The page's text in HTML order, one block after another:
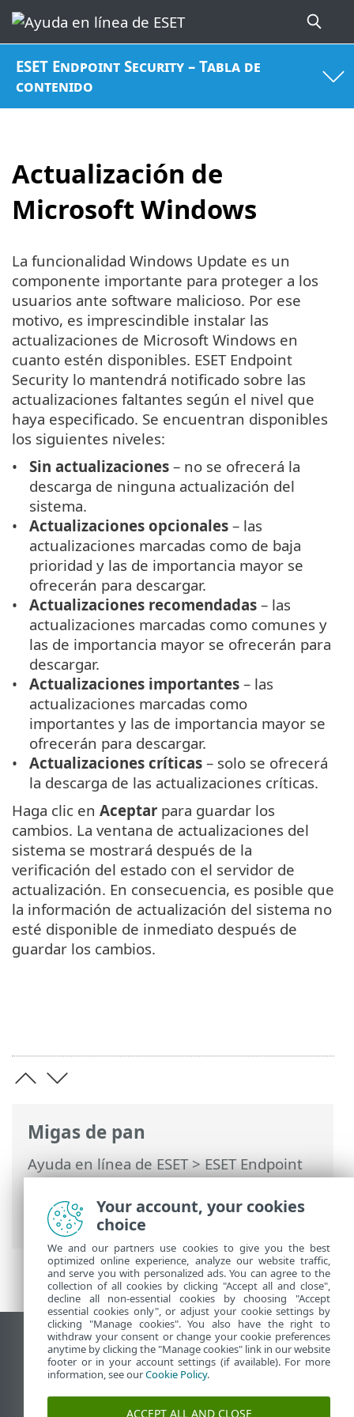
ESET Endpoint Security – Tabla de
contenido
Actualización de
Microsoft Windows
Migas de pan
Ayuda en línea de ESET>ESET Endpoint
Security>Configuración avanzada>
Herramientas> Actualización de
Microsoft Windows
La funcionalidad Windows Update es un
componente importante para proteger a los
usuarios ante software malicioso. Por ese
motivo, es imprescindible instalar las
actualizaciones de Microsoft Windows en
cuanto estén disponibles. ESET Endpoint
Security lo mantendrá notificado sobre las
actualizaciones faltantes según el nivel que
haya especificado. Se encuentran disponibles
los siguientes niveles:
Sin actualizaciones – no se ofrecerá la
descarga de ninguna actualización del
sistema.
Actualizaciones opcionales – las
actualizaciones marcadas como de baja
prioridad y las de importancia mayor se
ofrecerán para descargar.
Actualizaciones recomendadas – las
actualizaciones marcadas como comunes y
las de importancia mayor se ofrecerán para
descargar.
Actualizaciones importantes – las
actualizaciones marcadas como
importantes y las de importancia mayor se
ofrecerán para descargar.
Actualizaciones críticas – solo se ofrecerá
la descarga de las actualizaciones críticas.
Haga clic en Aceptar para guardar los
cambios. La ventana de actualizaciones del
sistema se mostrará después de la
verificación del estado con el servidor de
actualización. En consecuencia, es posible que
la información de actualización del sistema no
esté disponible de inmediato después de
guardar los cambios.
Ver sitio del escritorio
End of Life
Base de conocimiento de ESET
Foro de ESET
Your account, your cookies
choice
We and our partners use cookies to give you the best
optimized online experience, analyze our website traffic,
and serve you with personalized ads. You can agree to the
collection of all cookies by clicking "Accept all and close",
decline all non-essential cookies by choosing "Accept
essential cookies only", or adjust your cookie settings by
clicking "Manage cookies". You also have the right to
withdraw your consent or change your cookie preferences
anytime by clicking the "Manage cookies" link in our website
footer or in your account settings (if available). For more
information, see ourCookie Policy.
ACCEPT ALL AND CLOSE